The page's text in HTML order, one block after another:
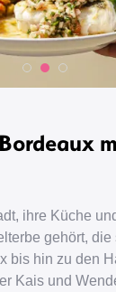
ihre Küche
gehört, die
bis hin zu den
Kais und